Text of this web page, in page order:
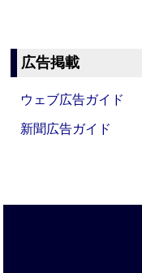
広告掲載
ウェブ広告ガイド
新聞広告ガイド